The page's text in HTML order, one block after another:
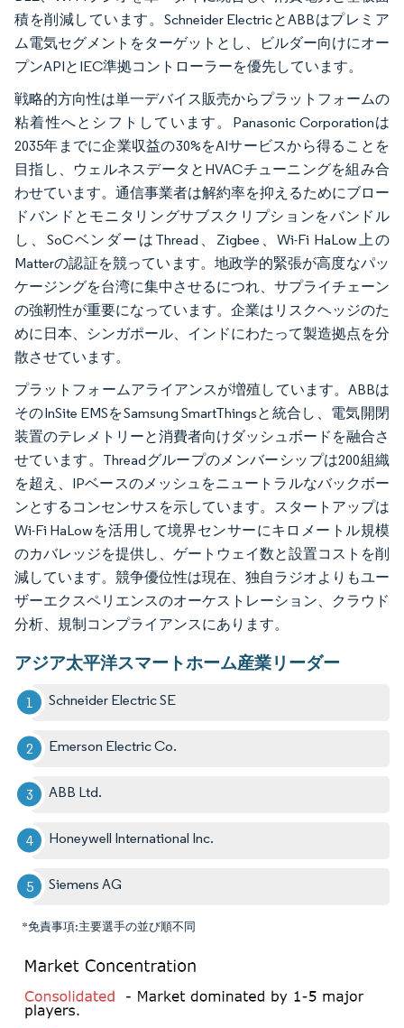
積を削減しています。Schneider ElectricとABBはプレミア
ム電気セグメントをターゲットとし、ビルダー向けにオー
プンAPIとIEC準拠コントローラーを優先しています。
戦略的方向性は単一デバイス販売からプラットフォームの
粘着性へとシフトしています。Panasonic Corporationは
2035年までに企業収益の30%をAIサービスから得ることを
目指し、ウェルネスデータとHVACチューニングを組み合
わせています。通信事業者は解約率を抑えるためにブロー
ドバンドとモニタリングサブスクリプションをバンドル
し、SoCベンダーはThread、Zigbee、Wi-Fi HaLow上の
Matterの認証を競っています。地政学的緊張が高度なパッ
ケージングを台湾に集中させるにつれ、サプライチェーン
の強靭性が重要になっています。企業はリスクヘッジのた
めに日本、シンガポール、インドにわたって製造拠点を分
散させています。
プラットフォームアライアンスが増殖しています。ABBは
そのInSite EMSをSamsung SmartThingsと統合し、電気開閉
装置のテレメトリーと消費者向けダッシュボードを融合さ
せています。Threadグループのメンバーシップは200組織
を超え、IPベースのメッシュをニュートラルなバックボー
ンとするコンセンサスを示しています。スタートアップは
Wi-Fi HaLowを活用して境界センサーにキロメートル規模
のカバレッジを提供し、ゲートウェイ数と設置コストを削
減しています。競争優位性は現在、独自ラジオよりもユー
ザーエクスペリエンスのオーケストレーション、クラウド
分析、規制コンプライアンスにあります。
アジア太平洋スマートホーム産業リーダー
Schneider Electric SE
Emerson Electric Co.
ABB Ltd.
Honeywell International Inc.
Siemens AG
*免責事項:主要選手の並び順不同